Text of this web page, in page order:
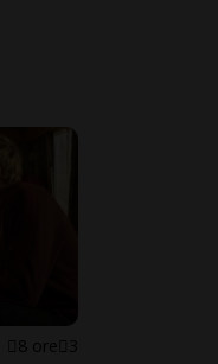
8 ore 3